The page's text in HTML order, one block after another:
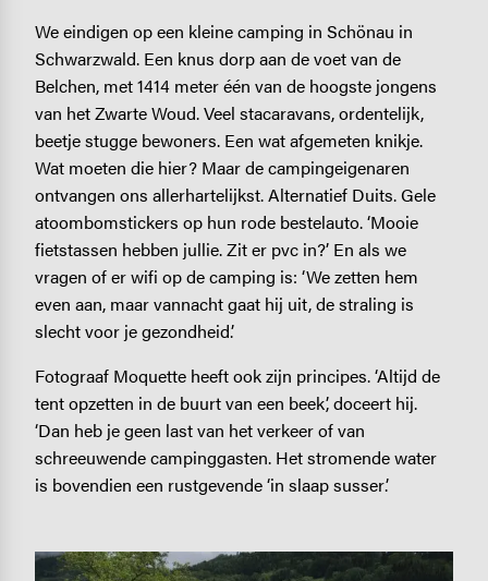
We eindigen op een kleine camping in Schönau in
Schwarzwald. Een knus dorp aan de voet van de
Belchen, met 1414 meter één van de hoogste jongens
van het Zwarte Woud. Veel stacaravans, ordentelijk,
beetje stugge bewoners. Een wat afgemeten knikje.
Wat moeten die hier? Maar de camping­eige­na­ren
ontvangen ons allerhartelijkst. Alternatief Duits. Gele
atoombomstickers op hun rode bestelauto. ‘Mooie
fietstassen hebben jullie. Zit er pvc in?’ En als we
vragen of er wifi op de camping is: ‘We zetten hem
even aan, maar vannacht gaat hij uit, de straling is
slecht voor je gezondheid.’
Fotograaf Moquette heeft ook zijn principes. ‘Altijd de
tent opzetten in de buurt van een beek’, doceert hij.
‘Dan heb je geen last van het verkeer of van
schreeuwende campinggasten. Het stromende water
is bovendien een rustgevende ‘in slaap susser’.
Image